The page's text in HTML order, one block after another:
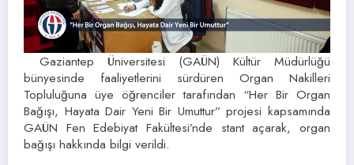
Gaziantep Üniversitesi (GAÜN) Kültür Müdürlüğü
bünyesinde faaliyetlerini sürdüren Organ Nakilleri
Topluluğuna üye öğrenciler tarafından “Her Bir Organ
Bağışı, Hayata Dair Yeni Bir Umuttur” projesi kapsamında
GAÜN Fen Edebiyat Fakültesi’nde stant açarak, organ
bağışı hakkında bilgi verildi.